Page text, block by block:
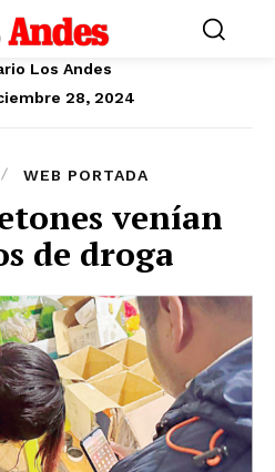
Los Andes
28, 2024
WEB PORTADA
venían
de droga